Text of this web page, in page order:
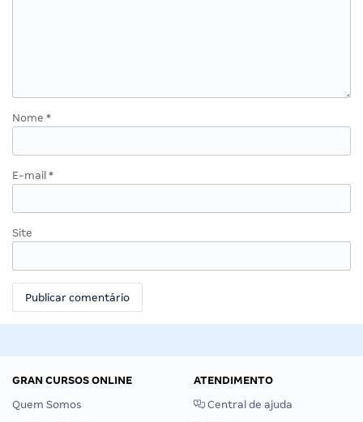
Nome *
E-mail *
Site
GRAN CURSOS ONLINE
Quem Somos
ATENDIMENTO
Central de ajuda